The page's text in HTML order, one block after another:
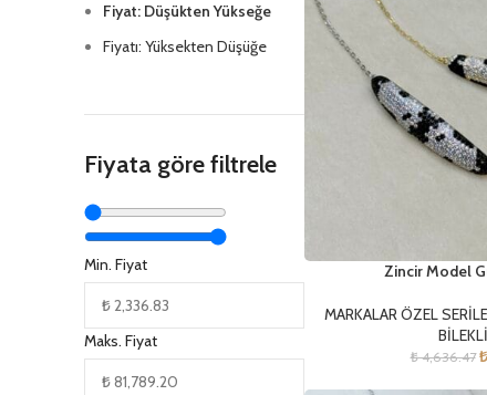
Fiyat: Düşükten Yükseğe
Fiyatı: Yüksekten Düşüğe
Fiyata göre filtrele
Min. Fiyat
Maks. Fiyat
Zincir Model
MARKALAR ÖZEL
₺4,636.47 ₺